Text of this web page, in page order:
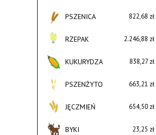
PSZENICA 822,68 zł
RZEPAK 2.246,88 zł
KUKURYDZA 838,27 zł
PSZENŻYTO 663,21 zł
JĘCZMIEŃ 654,50 zł
BYKI 23,25 zł